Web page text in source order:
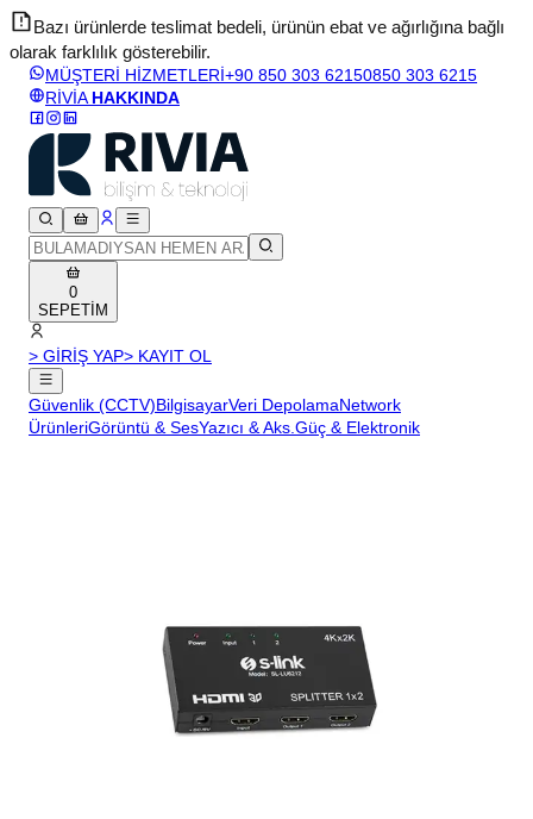
Bazı ürünlerde teslimat bedeli, ürünün ebat ve ağırlığına bağlı
olarak farklılık gösterebilir.
MÜŞTERİ HİZMETLERİ+90 850 303 62150850 303 6215
RİVİA HAKKINDA
0
SEPETİM
> GİRİŞ YAP> KAYIT OL
Güvenlik (CCTV)BilgisayarVeri DepolamaNetwork
ÜrünleriGörüntü & SesYazıcı & Aks.Güç & Elektronik